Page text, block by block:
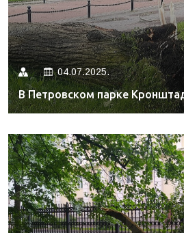
04.07.2025.
В Петровском парке